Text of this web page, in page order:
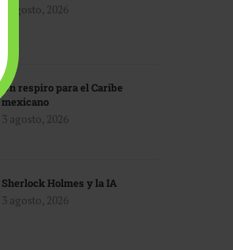
3 agosto, 2026
Un respiro para el Caribe
mexicano
3 agosto, 2026
Sherlock Holmes y la IA
3 agosto, 2026